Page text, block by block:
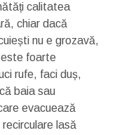
calitatea
chiar dacă
nu e grozavă,
foarte
rufe, faci duș,
baia sau
evacuează
lasă